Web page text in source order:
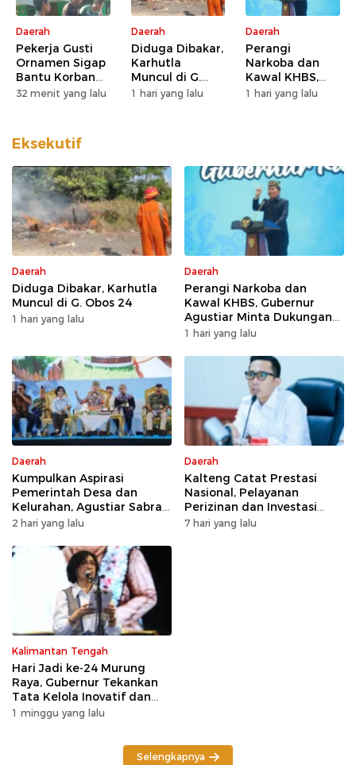
Daerah
Pekerja Gusti
Ornamen Sigap
Bantu Korban
Kecelakaan
32 menit yang lalu
Daerah
Diduga Dibakar,
Karhutla
Muncul di G.
Obos 24
1 hari yang lalu
Daerah
Perangi
Narkoba dan
Kawal KHBS,
Gubernur
1 hari yang lalu
Eksekutif
Daerah
Diduga Dibakar, Karhutla
Muncul di G. Obos 24
1 hari yang lalu
Daerah
Perangi Narkoba dan
Kawal KHBS, Gubernur
Agustiar Minta Dukungan
Desa dan Kelurahan
1 hari yang lalu
Daerah
Kumpulkan Aspirasi
Pemerintah Desa dan
Kelurahan, Agustiar Sabran
Tekankan Prioritas
2 hari yang lalu
Daerah
Kalteng Catat Prestasi
Nasional, Pelayanan
Perizinan dan Investasi
Raih Predikat Sangat Baik
7 hari yang lalu
Kalimantan Tengah
Hari Jadi ke-24 Murung
Raya, Gubernur Tekankan
Tata Kelola Inovatif dan
Kesiapsiagaan Karhutla
1 minggu yang lalu
Selengkapnya